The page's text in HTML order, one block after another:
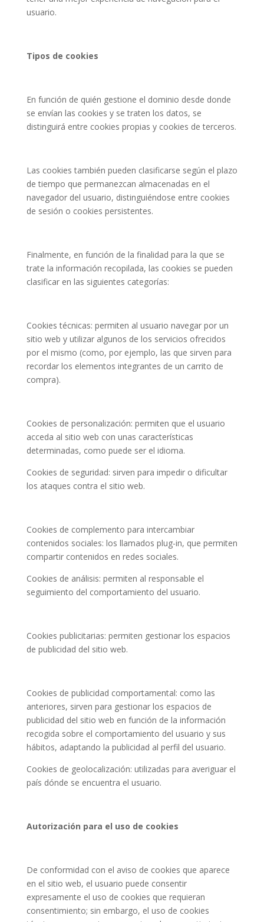
usuario.
Tipos de cookies
En función de quién gestione el dominio desde donde
se envían las cookies y se traten los datos, se
distinguirá entre cookies propias y cookies de terceros.
Las cookies también pueden clasificarse según el plazo
de tiempo que permanezcan almacenadas en el
navegador del usuario, distinguiéndose entre cookies
de sesión o cookies persistentes.
Finalmente, en función de la finalidad para la que se
trate la información recopilada, las cookies se pueden
clasificar en las siguientes categorías:
Cookies técnicas: permiten al usuario navegar por un
sitio web y utilizar algunos de los servicios ofrecidos
por el mismo (como, por ejemplo, las que sirven para
recordar los elementos integrantes de un carrito de
compra).
Cookies de personalización: permiten que el usuario
acceda al sitio web con unas características
determinadas, como puede ser el idioma.
Cookies de seguridad: sirven para impedir o dificultar
los ataques contra el sitio web.
Cookies de complemento para intercambiar
contenidos sociales: los llamados plug-in, que permiten
compartir contenidos en redes sociales.
Cookies de análisis: permiten al responsable el
seguimiento del comportamiento del usuario.
Cookies publicitarias: permiten gestionar los espacios
de publicidad del sitio web.
Cookies de publicidad comportamental: como las
anteriores, sirven para gestionar los espacios de
publicidad del sitio web en función de la información
recogida sobre el comportamiento del usuario y sus
hábitos, adaptando la publicidad al perfil del usuario.
Cookies de geolocalización: utilizadas para averiguar el
país dónde se encuentra el usuario.
Autorización para el uso de cookies
De conformidad con el aviso de cookies que aparece
en el sitio web, el usuario puede consentir
expresamente el uso de cookies que requieran
consentimiento; sin embargo, el uso de cookies